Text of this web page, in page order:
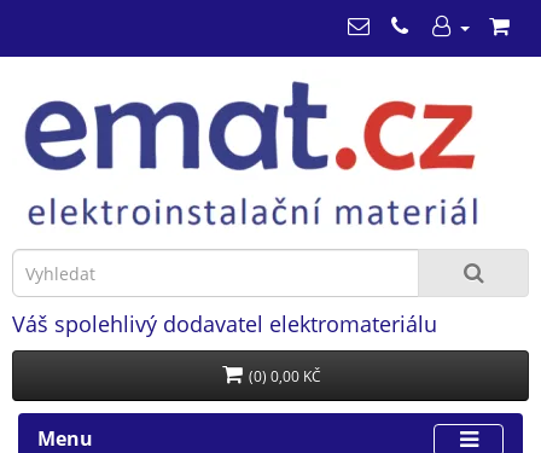
Váš spolehlivý dodavatel elektromateriálu
(0) 0,00 KČ
Menu